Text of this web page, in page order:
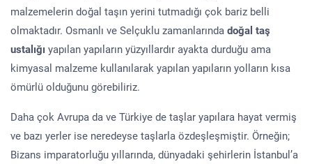
malzemelerin doğal taşın yerini tutmadığı çok bariz belli
olmaktadır. Osmanlı ve Selçuklu zamanlarında doğal taş
ustalığı yapılan yapıların yüzyıllardır ayakta durduğu ama
kimyasal malzeme kullanılarak yapılan yapıların yolların kısa
ömürlü olduğunu görebiliriz.
Daha çok Avrupa da ve Türkiye de taşlar yapılara hayat vermiş
ve bazı yerler ise neredeyse taşlarla özdeşleşmiştir. Örneğin;
Bizans imparatorluğu yıllarında, dünyadaki şehirlerin İstanbul’a